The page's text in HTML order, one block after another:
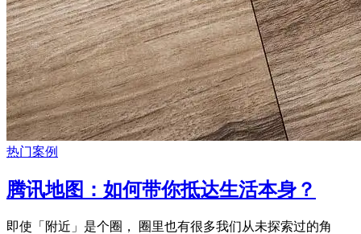
热门案例
腾讯地图：如何带你抵达生活本身？
即使「附近」是个圈， 圈里也有很多我们从未探索过的角